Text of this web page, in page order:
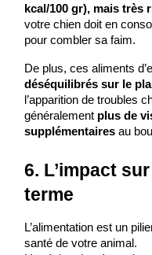
kcal/100 gr), mais très
votre chien doit en
pour combler sa faim.
déséquilibrés sur le
l’apparition de troubles
généralement plus de
supplémentaires au
6. L’impact
terme
L’alimentation est un
santé de votre animal.